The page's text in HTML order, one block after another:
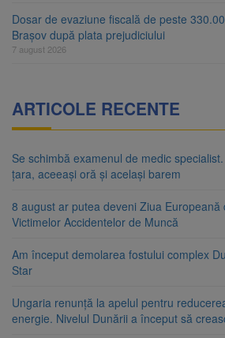
Dosar de evaziune fiscală de peste
Brașov după plata prejudiciului
7 august 2026
ARTICOLE RECENTE
Se schimbă examenul de medic
țara, aceeași oră și același barem
8 august ar putea deveni Ziua
Victimelor Accidentelor de Muncă
Am început demolarea fostului complex
Star
Ungaria renunță la apelul pentru
energie. Nivelul Dunării a început să